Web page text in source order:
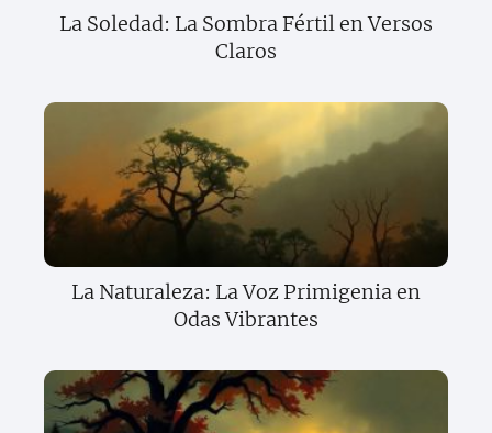
La Soledad: La Sombra Fértil en Versos
Claros
La Naturaleza: La Voz Primigenia en
Odas Vibrantes